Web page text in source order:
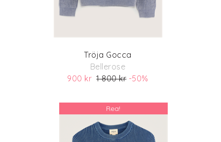
Tröja Gocca
Bellerose
900 kr1 800 kr-50%
Rea!